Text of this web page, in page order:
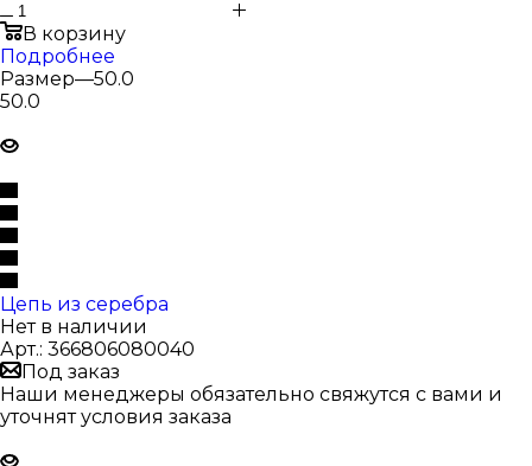
В корзину
Подробнее
Размер—50.0
50.0
Цепь из серебра
Нет в наличии
Арт.: 366806080040
Под заказ
Наши менеджеры обязательно свяжутся с вами и
уточнят условия заказа